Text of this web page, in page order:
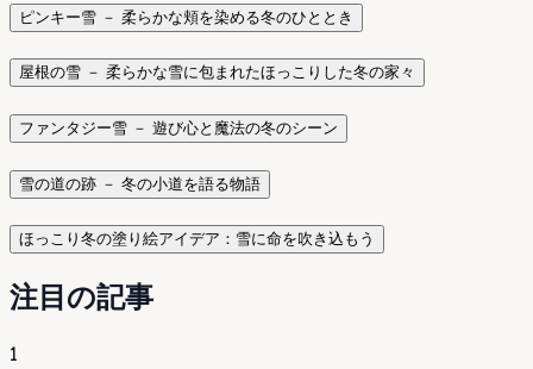
ピンキー雪 － 柔らかな頬を染める冬のひととき
屋根の雪 － 柔らかな雪に包まれたほっこりした冬の家々
ファンタジー雪 － 遊び心と魔法の冬のシーン
雪の道の跡 － 冬の小道を語る物語
ほっこり冬の塗り絵アイデア：雪に命を吹き込もう
注目の記事
1